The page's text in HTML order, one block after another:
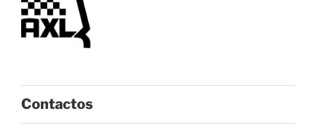
Contactos